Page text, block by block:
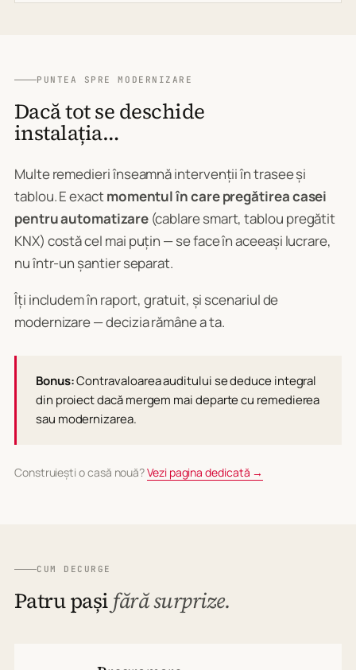
PUNTEA SPRE MODERNIZARE
Dacă tot se deschide
instalația…
Multe remedieri înseamnă intervenții în trasee și
tablou. E exactmomentul în care pregătirea casei
pentru automatizare(cablare smart, tablou pregătit
KNX) costă cel mai puțin — se face în aceeași lucrare,
nu într-un șantier separat.
Îți includem în raport, gratuit, și scenariul de
modernizare — decizia rămâne a ta.
Bonus:Contravaloarea auditului se deduce integral
din proiect dacă mergem mai departe cu remedierea
sau modernizarea.
Construiești o casă nouă?Vezi pagina dedicată →
CUM DECURGE
Patru pașifără surprize.